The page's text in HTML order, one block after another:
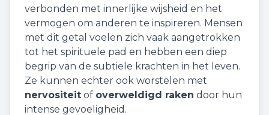
verbonden met innerlijke wijsheid en het
vermogen om anderen te inspireren. Mensen
met dit getal voelen zich vaak aangetrokken
tot het spirituele pad en hebben een diep
begrip van de subtiele krachten in het leven.
Ze kunnen echter ook worstelen met
nervositeit of overweldigd raken door hun
intense gevoeligheid.